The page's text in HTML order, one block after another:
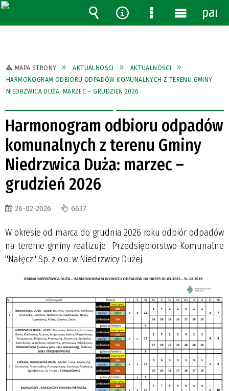
MAPA STRONY AKTUALNOŚCI
AKTUALNOŚCI
HARMONOGRAM ODBIORU ODPADÓW KOMUNALNYCH Z TERENU GMINY
NIEDRZWICA DUŻA: MARZEC – GRUDZIEŃ 2026
Harmonogram odbioru odpadów
komunalnych z terenu Gminy
Niedrzwica Duża: marzec –
grudzień 2026
26-02-2026 6637
W okresie od marca do grudnia 2026 roku odbiór odpadów
na terenie gminy realizuje Przedsiębiorstwo Komunalne
"Nałęcz" Sp. z o.o. w Niedrzwicy Dużej.
Wyszukiwarka
Narzędzia
MenuMenu